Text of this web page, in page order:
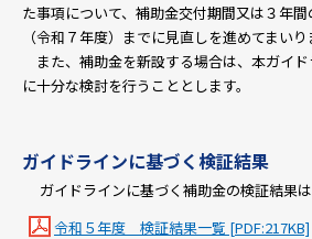
た事項について、補助金交付期間又は３年
（令和７年度）までに見直しを進めてまいり
また、補助金を新設する場合は、本ガイ
に十分な検討を行うこととします。
ガイドラインに基づく検証結果
ガイドラインに基づく補助金の検証結果は
令和５年度 検証結果一覧 [PDF:217KB]